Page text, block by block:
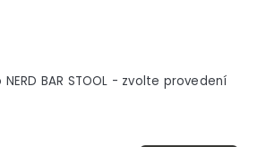
BAR STOOL - zvolte provedení